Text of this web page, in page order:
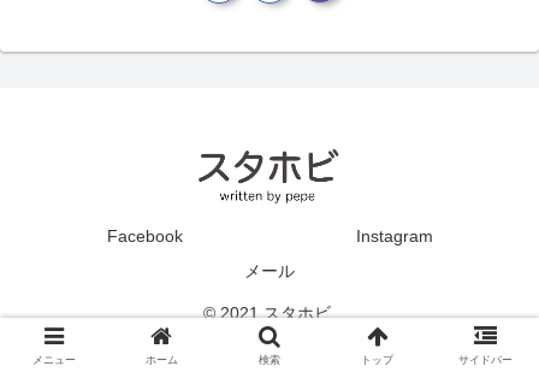
Facebook
Instagram
メール
© 2021 スタホビ.
メニュー ホーム 検索 トップ サイドバー